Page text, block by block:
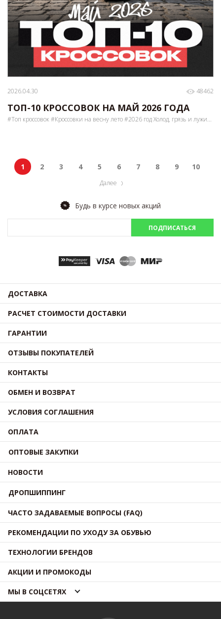
2026.04.30 48462
ТОП-10 КРОССОВОК НА МАЙ 2026 ГОДА
#Топ кроссовок #Кроссовки на весну лето #2026 год Холод, грязь и лужи...
1 2 3 4 5 6 7 8 9 10
Далее
Будь в курсе новых акций
ПОДПИСАТЬСЯ
ДОСТАВКА
РАСЧЕТ СТОИМОСТИ ДОСТАВКИ
ГАРАНТИИ
ОТЗЫВЫ ПОКУПАТЕЛЕЙ
КОНТАКТЫ
ОБМЕН И ВОЗВРАТ
УСЛОВИЯ СОГЛАШЕНИЯ
ОПЛАТА
ОПТОВЫЕ ЗАКУПКИ
НОВОСТИ
ДРОПШИППИНГ
ЧАСТО ЗАДАВАЕМЫЕ ВОПРОСЫ (FAQ)
РЕКОМЕНДАЦИИ ПО УХОДУ ЗА ОБУВЬЮ
ТЕХНОЛОГИИ БРЕНДОВ
АКЦИИ И ПРОМОКОДЫ
МЫ В СОЦСЕТЯХ